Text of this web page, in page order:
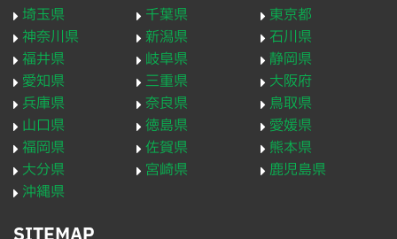
埼玉県
千葉県
東京都
神奈川県
新潟県
石川県
福井県
岐阜県
静岡県
愛知県
三重県
大阪府
兵庫県
奈良県
鳥取県
山口県
徳島県
愛媛県
福岡県
佐賀県
熊本県
大分県
宮崎県
鹿児島県
沖縄県